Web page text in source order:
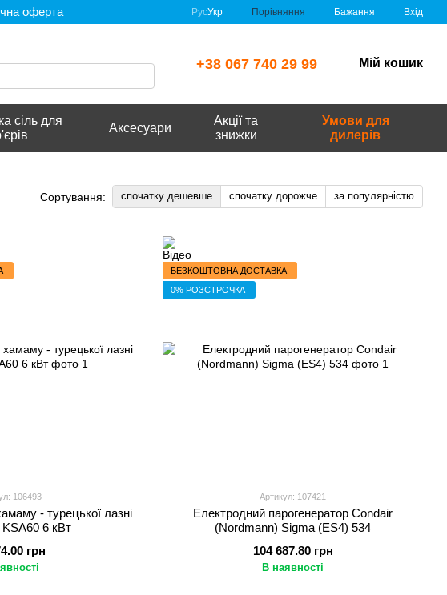
оферта
РусУкр Порівняння Бажання Вхід
+38 067 740 29 99 Мій кошик
сіль для
Аксесуари
Акції та
знижки
Умови для
дилерів
Сортування: спочатку дешевше спочатку дорожче за популярністю
106493
- турецької лазні
6 кВт
грн
БЕЗКОШТОВНА ДОСТАВКА
0% РОЗСТРОЧКА
Артикул: 107421
Електродний парогенератор Condair
(Nordmann) Sigma (ES4) 534
104 687.80 грн
В наявності